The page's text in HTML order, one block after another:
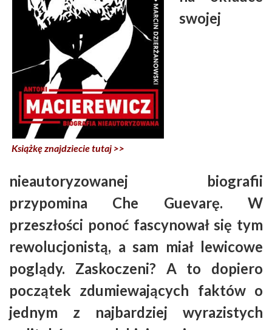
Książkę znajdziecie tutaj >>
swojej
nieautoryzowanej biografii
przypomina Che Guevarę. W
przeszłości ponoć fascynował się tym
rewolucjonistą, a sam miał lewicowe
poglądy. Zaskoczeni? A to dopiero
początek zdumiewających faktów o
jednym z najbardziej wyrazistych